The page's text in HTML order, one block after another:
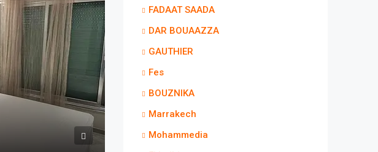
FADAAT SAADA
DAR BOUAAZZA
GAUTHIER
Fes
BOUZNIKA
Marrakech
Mohammedia